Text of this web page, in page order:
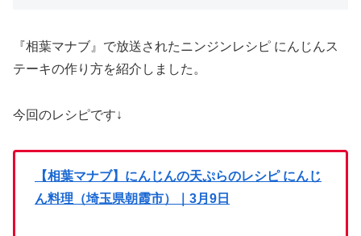
『相葉マナブ』で放送されたニンジンレシピ にんじんス
テーキの作り方を紹介しました。
今回のレシピです↓
【相葉マナブ】にんじんの天ぷらのレシピ にんじ
ん料理（埼玉県朝霞市）｜3月9日